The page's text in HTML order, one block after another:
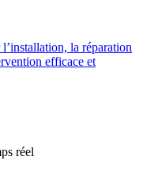
la réparation
efficace et
réel